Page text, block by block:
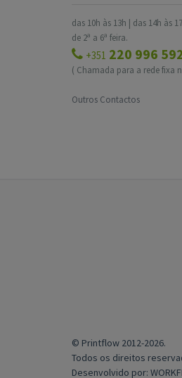
das 10h às 13h | das 14h às
de 2ª a 6ª feira.
+351 220 996
( Chamada para a rede fixa
Outros Contactos
© Printflow 2012-2026.
Todos os direitos
Desenvolvido por: